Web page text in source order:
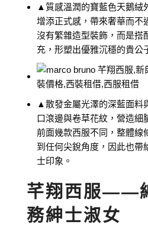
▲質感溫潤的寶藍色天鵝絨
增添正式感，帶來奢華而不
沒有繁雜造型裝飾，而是搭
充，形塑出優雅沉穩的貴公
▲散發金屬光澤的深藍面料
口滾邊與卷草花紋，營造細
前面幾款西服不同，整體線
到任何尖銳角度，因此也帶
士印象。
芊翔西服——
務紳士淑女